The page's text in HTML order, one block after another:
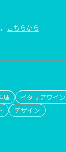
こちらから
理
イタリアワイン
デザイン